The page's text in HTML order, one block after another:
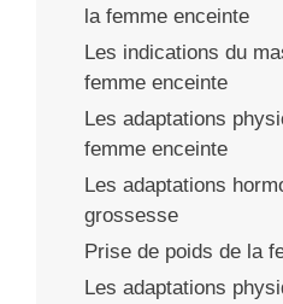
la femme enceinte
Les indications du
femme enceinte
Les adaptations
femme enceinte
Les adaptations
grossesse
Prise de poids de la
Les adaptations